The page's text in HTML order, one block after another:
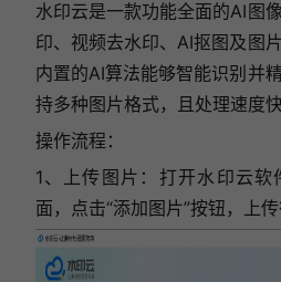
水印云是一款功能全面的AI图
印、视频去水印、AI抠图及图
内置的AI算法能够智能识别并
持多种图片格式，且处理速度
操作流程 ：
1、上传图片：打开水印云软
面，点击“添加图片”按钮，上传